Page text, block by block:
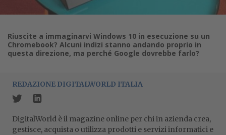
Riuscite a immaginarvi Windows 10 in esecuzione su un
Chromebook? Alcuni indizi stanno andando proprio in
questa direzione, ma perché Google dovrebbe farlo?
REDAZIONE DIGITALWORLD ITALIA
DigitalWorld è il magazine online per chi in azienda crea,
gestisce, acquista o utilizza prodotti e servizi informatici e